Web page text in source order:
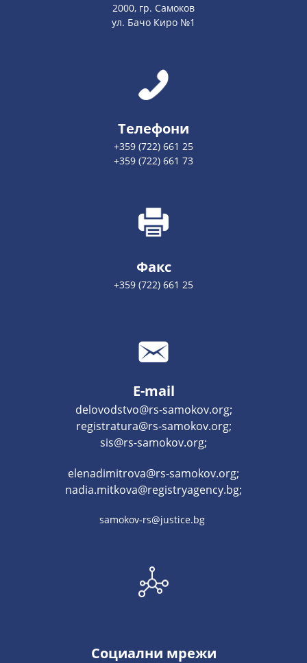
2000, гр. Самоков
ул. Бачо Киро №1
Телефони
+359 (722) 661 25
+359 (722) 661 73
Факс
+359 (722) 661 25
E-mail
delovodstvo@rs-samokov.org;
registratura@rs-samokov.org;
sis@rs-samokov.org;
elenadimitrova@rs-samokov.org;
nadia.mitkova@registryagency.bg;
samokov-rs@justice.bg
Социални мрежи